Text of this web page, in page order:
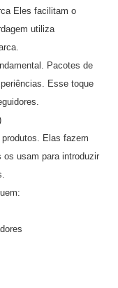
Eles facilitam o
utiliza
Pacotes de
Esse toque
Elas fazem
usam para introduzir